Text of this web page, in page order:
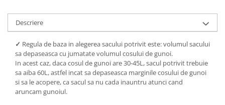
Descriere
✓ Regula de baza in alegerea sacului potrivit este: volumul sacului
sa depaseasca cu jumatate volumul cosului de gunoi.
In acest caz, daca cosul de gunoi are 30-45L, sacul potrivit trebuie
sa aiba 60L, astfel incat sa depaseasca marginile cosului de gunoi
si sa le acopere, ca sacul sa nu cada inauntru atunci cand
aruncam gunoiul.